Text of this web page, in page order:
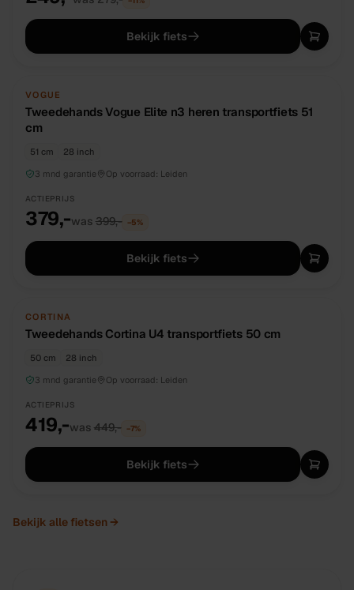
Bekijk fiets
TWEEDEHANDS
VOGUE
Tweedehands Vogue Elite n3 heren transportfiets 51
cm
51 cm
28 inch
3 mnd garantie
Op voorraad: Leiden
ACTIEPRIJS
379,-was 399,- −5%
Bekijk fiets
TWEEDEHANDS
CORTINA
Tweedehands Cortina U4 transportfiets 50 cm
50 cm
28 inch
3 mnd garantie
Op voorraad: Leiden
ACTIEPRIJS
419,-was 449,- −7%
Bekijk fiets
Bekijk alle fietsen →